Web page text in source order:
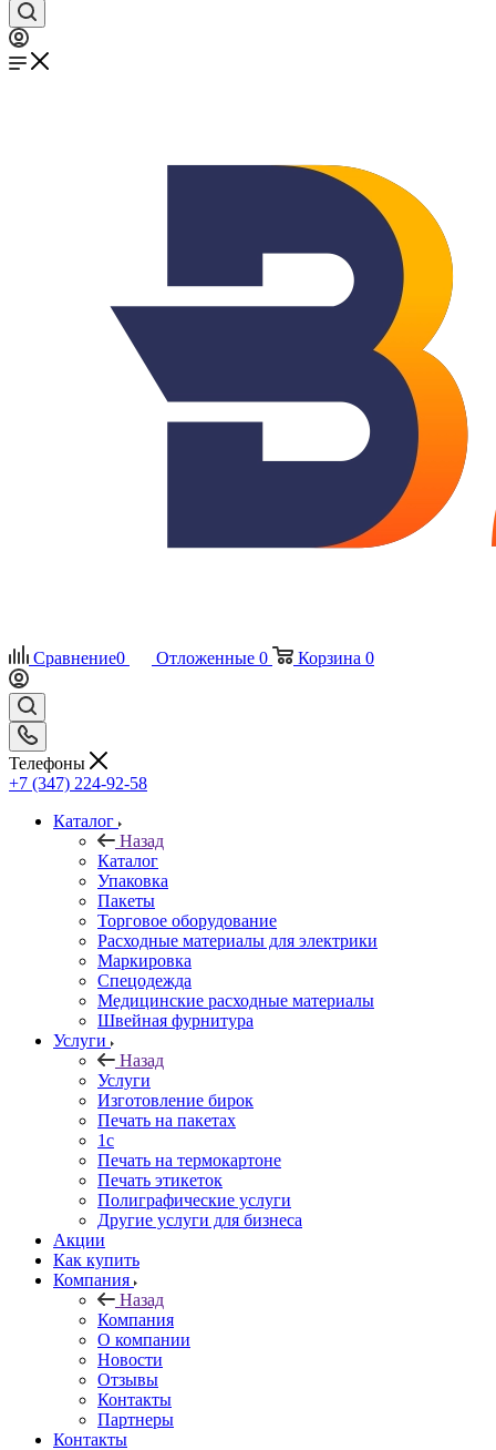
Сравнение0 Отложенные 0 Корзина 0
Телефоны
+7 (347) 224-92-58
Каталог
Назад
Каталог
Упаковка
Пакеты
Торговое оборудование
Расходные материалы для электрики
Маркировка
Спецодежда
Медицинские расходные материалы
Швейная фурнитура
Услуги
Назад
Услуги
Изготовление бирок
Печать на пакетах
1c
Печать на термокартоне
Печать этикеток
Полиграфические услуги
Другие услуги для бизнеса
Акции
Как купить
Компания
Назад
Компания
О компании
Новости
Отзывы
Контакты
Партнеры
Контакты